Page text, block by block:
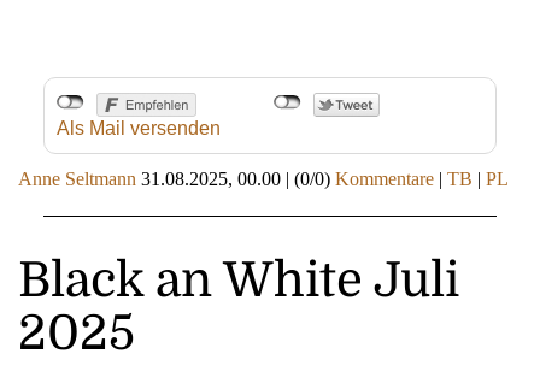
Als Mail versenden
Anne Seltmann 31.08.2025, 00.00 | (0/0) Kommentare | TB | PL
Black an White Juli
2025